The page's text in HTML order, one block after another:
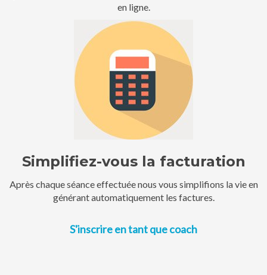
en ligne.
Simplifiez-vous la facturation
Après chaque séance effectuée nous vous simplifions la vie en
générant automatiquement les factures.
S'inscrire en tant que coach